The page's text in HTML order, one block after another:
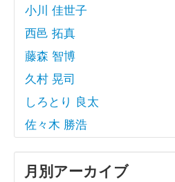
小川 佳世子
西邑 拓真
藤森 智博
久村 晃司
しろとり 良太
佐々木 勝浩
月別アーカイブ